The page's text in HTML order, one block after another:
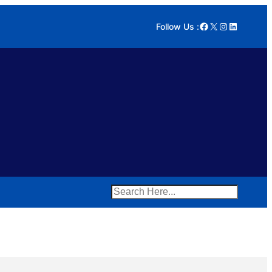
Follow Us :Facebook X Instagram LinkedIn
Search